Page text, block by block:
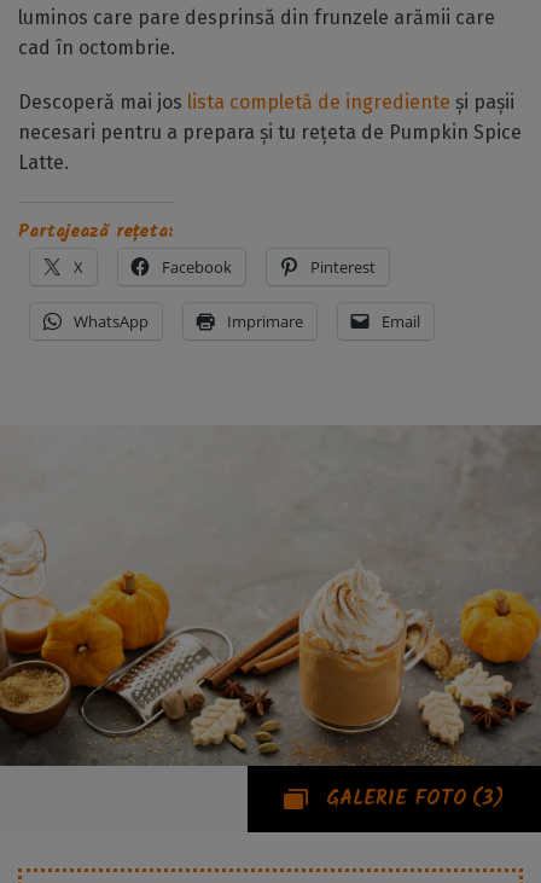
luminos care pare desprinsă din frunzele arămii care
cad în octombrie.
Descoperă mai jos lista completă de ingrediente și pașii
necesari pentru a prepara și tu rețeta de Pumpkin Spice
Latte.
Partajează rețeta:
X Facebook Pinterest
WhatsApp Imprimare Email
GALERIE FOTO (3)